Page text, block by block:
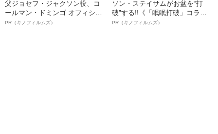
父ジョセフ・ジャクソン役、コ
ールマン・ドミンゴ オフィシャ
ルインタビュー“観客を魅了した
PR（キノフィルムズ）
ソン・ステイサムがお盆を“打
破”する!!《「眠眠打破」コラ
ボ》
PR（キノフィルムズ）